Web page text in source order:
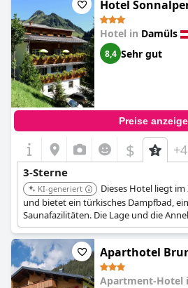
Hotel
Hotel in Damüls
8,4 Sehr gut
Preise
$ +4
3-Sterne
KI-generiert
Dieses Hotel liegt
und bietet ein türkisches Dampfbad,
Saunafazilitäten. Die Lage und die
ideal zur Entspannung.
Aparthotel
Apartment-Hotel